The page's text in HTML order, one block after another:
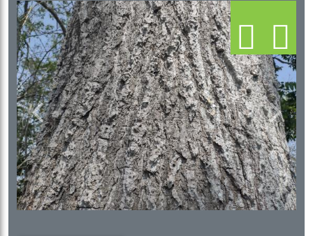
Previous Next